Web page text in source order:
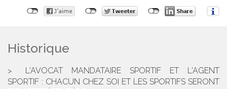
Historique
L'AVOCAT MANDATAIRE SPORTIF ET L'AGENT
SPORTIF : CHACUN CHEZ SOI ET LES SPORTIFS SERONT